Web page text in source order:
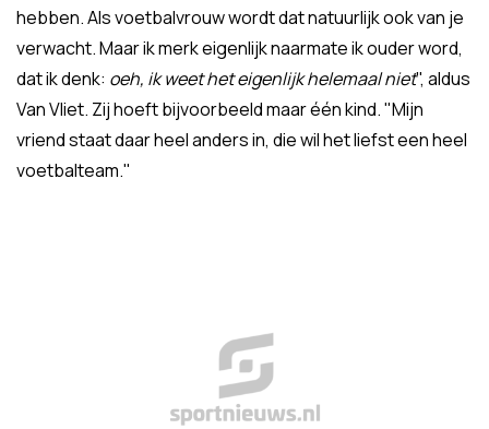
hebben. Als voetbalvrouw wordt dat natuurlijk ook van je
verwacht. Maar ik merk eigenlijk naarmate ik ouder word,
dat ik denk: oeh, ik weet het eigenlijk helemaal niet", aldus
Van Vliet. Zij hoeft bijvoorbeeld maar één kind. "Mijn
vriend staat daar heel anders in, die wil het liefst een heel
voetbalteam."